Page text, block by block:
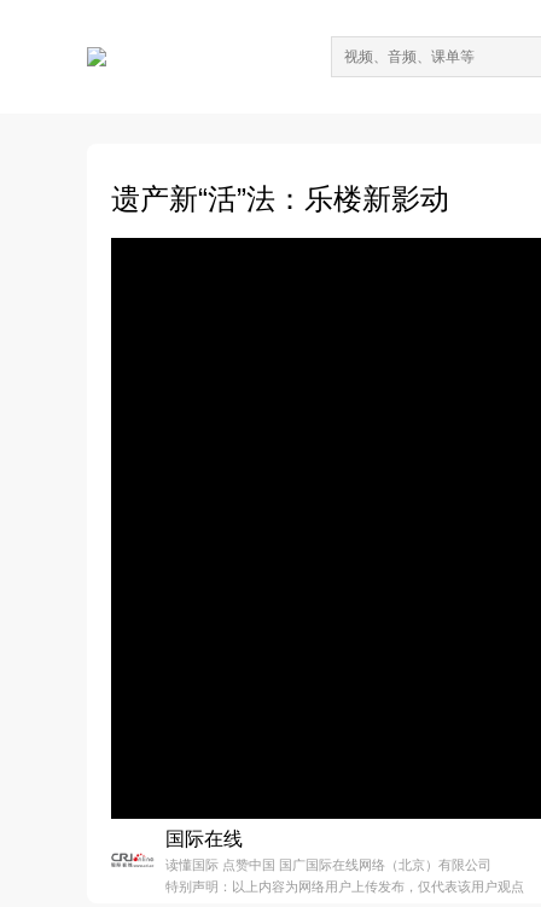
遗产新“活”法：乐楼新影动
国际在线
读懂国际 点赞中国 国广国际在线网络（北京）有限公司
特别声明：以上内容为网络用户上传发布，仅代表该用户观点